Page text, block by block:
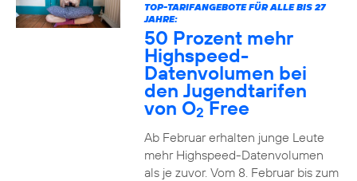
TOP-TARIFANGEBOTE FÜR ALLE BIS 27
JAHRE:
50 Prozent mehr
Highspeed-
Datenvolumen bei
den Jugendtarifen
von O2Free
Ab Februar erhalten junge Leute
mehr Highspeed-Datenvolumen
als je zuvor. Vom 8. Februar bis zum